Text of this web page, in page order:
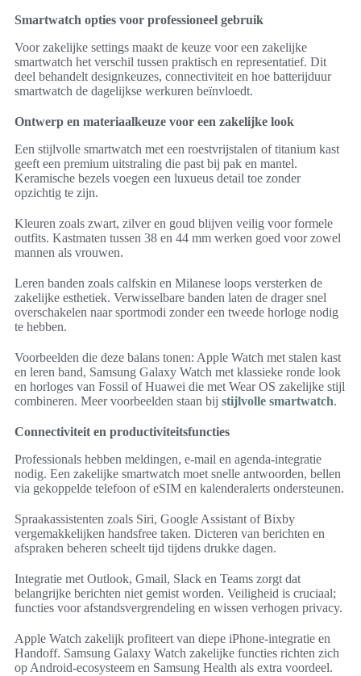
Smartwatch opties voor professioneel gebruik
Voor zakelijke settings maakt de keuze voor een zakelijke
smartwatch het verschil tussen praktisch en representatief. Dit
deel behandelt designkeuzes, connectiviteit en hoe batterijduur
smartwatch de dagelijkse werkuren beïnvloedt.
Ontwerp en materiaalkeuze voor een zakelijke look
Een stijlvolle smartwatch met een roestvrijstalen of titanium kast
geeft een premium uitstraling die past bij pak en mantel.
Keramische bezels voegen een luxueus detail toe zonder
opzichtig te zijn.
Kleuren zoals zwart, zilver en goud blijven veilig voor formele
outfits. Kastmaten tussen 38 en 44 mm werken goed voor zowel
mannen als vrouwen.
Leren banden zoals calfskin en Milanese loops versterken de
zakelijke esthetiek. Verwisselbare banden laten de drager snel
overschakelen naar sportmodi zonder een tweede horloge nodig
te hebben.
Voorbeelden die deze balans tonen: Apple Watch met stalen kast
en leren band, Samsung Galaxy Watch met klassieke ronde look
en horloges van Fossil of Huawei die met Wear OS zakelijke stijl
combineren. Meer voorbeelden staan bij stijlvolle smartwatch.
Connectiviteit en productiviteitsfuncties
Professionals hebben meldingen, e-mail en agenda-integratie
nodig. Een zakelijke smartwatch moet snelle antwoorden, bellen
via gekoppelde telefoon of eSIM en kalenderalerts ondersteunen.
Spraakassistenten zoals Siri, Google Assistant of Bixby
vergemakkelijken handsfree taken. Dicteren van berichten en
afspraken beheren scheelt tijd tijdens drukke dagen.
Integratie met Outlook, Gmail, Slack en Teams zorgt dat
belangrijke berichten niet gemist worden. Veiligheid is cruciaal;
functies voor afstandsvergrendeling en wissen verhogen privacy.
Apple Watch zakelijk profiteert van diepe iPhone-integratie en
Handoff. Samsung Galaxy Watch zakelijke functies richten zich
op Android-ecosysteem en Samsung Health als extra voordeel.